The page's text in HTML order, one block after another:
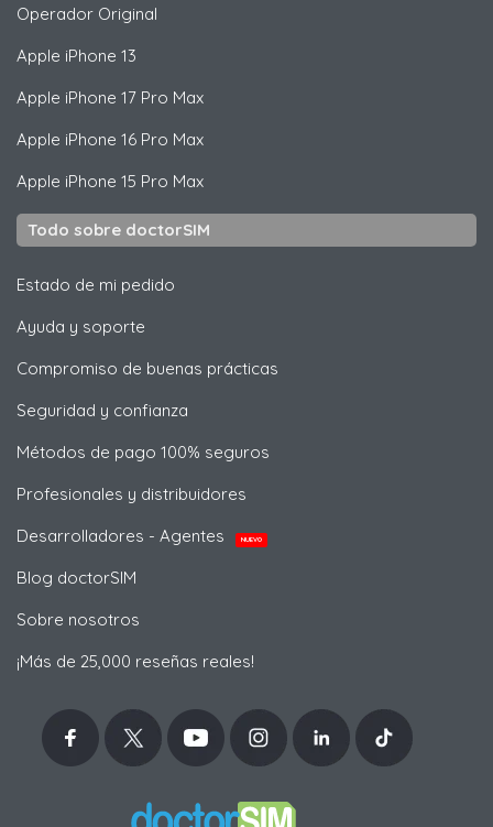
Operador Original
Apple iPhone 13
Apple iPhone 17 Pro Max
Apple iPhone 16 Pro Max
Apple iPhone 15 Pro Max
Todo sobre doctorSIM
Estado de mi pedido
Ayuda y soporte
Compromiso de buenas prácticas
Seguridad y confianza
Métodos de pago 100% seguros
Profesionales y distribuidores
Desarrolladores - Agentes
NUEVO
Blog doctorSIM
Sobre nosotros
¡Más de 25,000 reseñas reales!